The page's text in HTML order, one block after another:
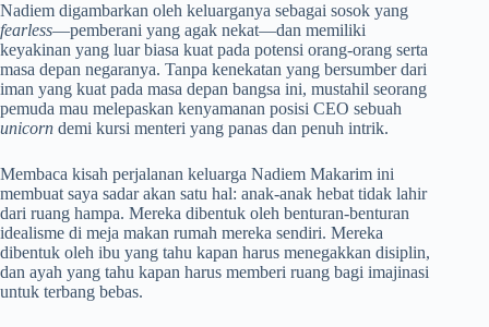
Nadiem digambarkan oleh keluarganya sebagai sosok yang
fearless—pemberani yang agak nekat—dan memiliki
keyakinan yang luar biasa kuat pada potensi orang-orang serta
masa depan negaranya. Tanpa kenekatan yang bersumber dari
iman yang kuat pada masa depan bangsa ini, mustahil seorang
pemuda mau melepaskan kenyamanan posisi CEO sebuah
unicorn demi kursi menteri yang panas dan penuh intrik.
Membaca kisah perjalanan keluarga Nadiem Makarim ini
membuat saya sadar akan satu hal: anak-anak hebat tidak lahir
dari ruang hampa. Mereka dibentuk oleh benturan-benturan
idealisme di meja makan rumah mereka sendiri. Mereka
dibentuk oleh ibu yang tahu kapan harus menegakkan disiplin,
dan ayah yang tahu kapan harus memberi ruang bagi imajinasi
untuk terbang bebas.